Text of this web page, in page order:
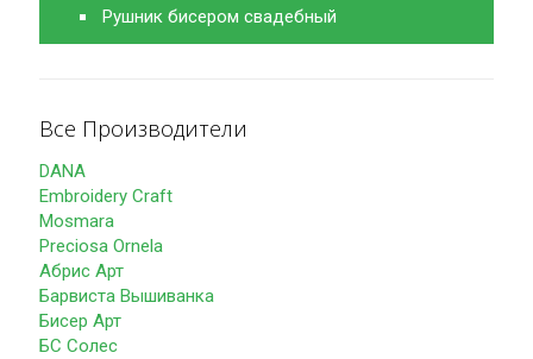
Рушник бисером свадебный
Все Производители
DANA
Embroidery Craft
Mosmara
Preciosa Ornela
Абрис Арт
Барвиста Вышиванка
Бисер Арт
БС Солес